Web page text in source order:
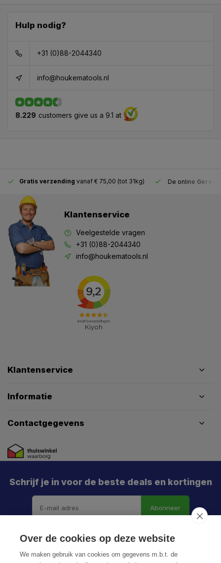
Hulp nodig?
+31 (0)88-2044340
info@houkematools.nl
8.229 customers give us a 9.1 at
Gratis verzending vanaf € 75,00 (tot 31kg) De online
Klantenservice
Veelgestelde vragen
+31 (0)88-2044340
info@houkematools.nl
Klantenservice
Informatie
Contactgegevens
Schrijf je in voor de beste deals en kortingen
Abonneer
Over de cookies op deze website
We maken gebruik van cookies om gegevens m.b.t. de